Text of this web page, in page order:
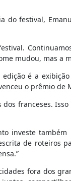
do festival,
mudou, mas a
é a
o prêmio de
dos franceses.
investe
de roteiros
fora dos